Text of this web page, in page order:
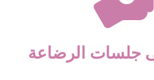
جلسات الرضاعة